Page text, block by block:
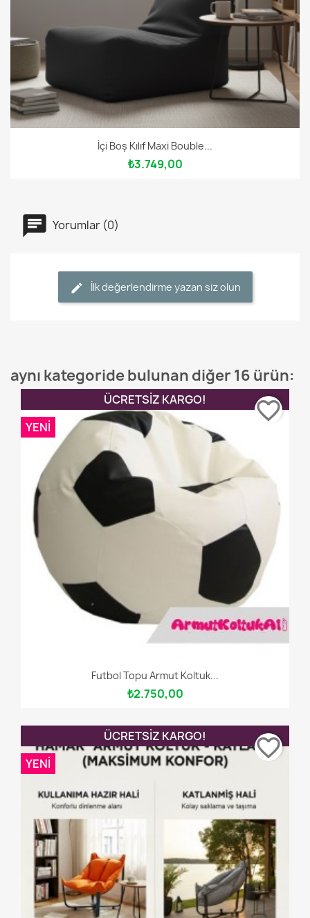
İçi Boş Kılıf Maxi Bouble...
₺3.749,00
Yorumlar (0)
İlk değerlendirme yazan siz olun
aynı kategoride bulunan diğer 16 ürün:
Futbol Topu Armut Koltuk...
₺2.750,00
ÜCRETSIZ KARGO!
YENI
favorite_border
ÜCRETSIZ KARGO!
YENI
favorite_border